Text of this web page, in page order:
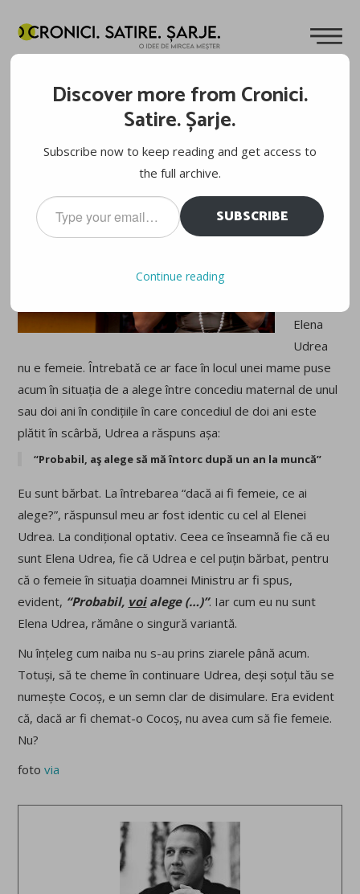
Cuvinte de Mircea Meșter 09.12.2010
Am
rit un
ținut
Elena
Udrea
nu e femeie. Întrebată ce ar face în locul unei mame puse
acum în situația de a alege între concediu maternal de unul
sau doi ani în condițiile în care concediul de doi ani este
plătit în scârbă, Udrea a răspuns așa:
“Probabil, aş alege să mă întorc după un an la muncă”
Eu sunt bărbat. La întrebarea “dacă ai fi femeie, ce ai
alege?”, răspunsul meu ar fost identic cu cel al Elenei
Udrea. La condițional optativ. Ceea ce înseamnă fie că eu
sunt Elena Udrea, fie că Udrea e cel puțin bărbat, pentru
că o femeie în situația doamnei Ministru ar fi spus,
evident, “Probabil, voialege (…)”. Iar cum eu nu sunt
Elena Udrea, rămâne o singură variantă.
Nu înțeleg cum naiba nu s-au prins ziarele până acum.
Totuși, să te cheme în continuare Udrea, deși soțul tău se
numește Cocoș, e un semn clar de disimulare. Era evident
că, dacă ar fi chemat-o Cocoș, nu avea cum să fie femeie.
Nu?
fotovia
Discover more from Cronici.
Satire. Șarje.
Subscribe now to keep reading and get access to
the full archive.
Type
your
email…
SUBSCRIBE
Continue reading